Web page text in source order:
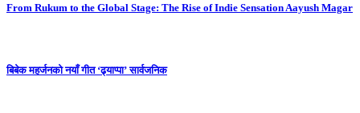
From Rukum to the Global Stage: The Rise of Indie Sensation Aayush Magar
बिबेक महर्जनको नयाँ गीत ‘ढ्याप्पा’ सार्वजनिक